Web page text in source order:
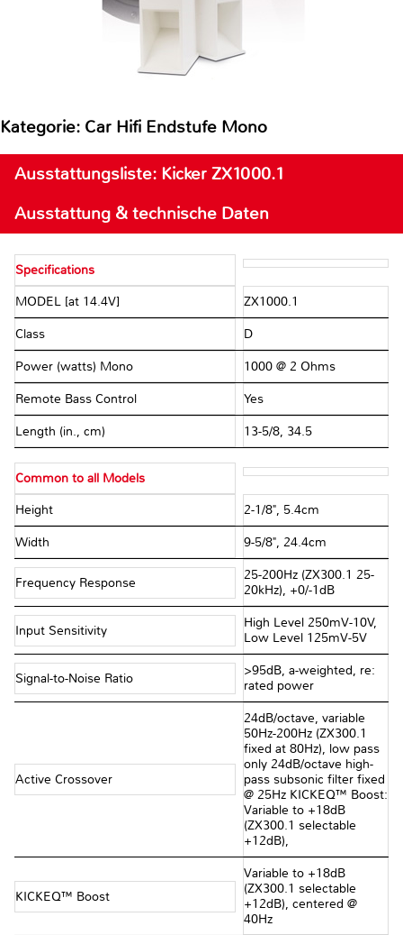
Kategorie: Car Hifi Endstufe Mono
Ausstattungsliste: Kicker ZX1000.1
Ausstattung & technische Daten
Specifications
MODEL [at 14.4V] ZX1000.1
Class D
Power (watts) Mono 1000 @ 2 Ohms
Remote Bass Control Yes
Length (in., cm) 13-5/8, 34.5
Common to all Models
Height 2-1/8", 5.4cm
Width 9-5/8", 24.4cm
Frequency Response
25-200Hz (ZX300.1 25-
20kHz), +0/-1dB
Input Sensitivity
High Level 250mV-10V,
Low Level 125mV-5V
Signal-to-Noise Ratio
>95dB, a-weighted, re:
rated power
Active Crossover
24dB/octave, variable
50Hz-200Hz (ZX300.1
fixed at 80Hz), low pass
only 24dB/octave high-
pass subsonic filter fixed
@ 25Hz KICKEQ™ Boost:
Variable to +18dB
(ZX300.1 selectable
+12dB),
KICKEQ™ Boost
Variable to +18dB
(ZX300.1 selectable
+12dB), centered @
40Hz